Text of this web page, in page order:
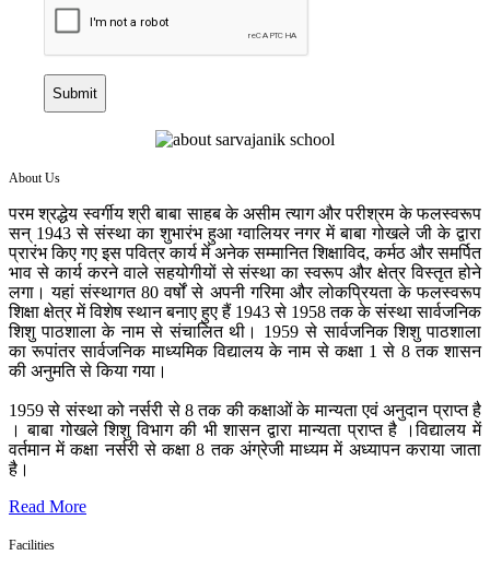
Submit
About Us
परम श्रद्धेय स्वर्गीय श्री बाबा साहब के असीम त्याग और परीश्रम के फलस्वरूप
सन् 1943 से संस्था का शुभारंभ हुआ ग्वालियर नगर में बाबा गोखले जी के द्वारा
प्रारंभ किए गए इस पवित्र कार्य में अनेक सम्मानित शिक्षाविद, कर्मठ और समर्पित
भाव से कार्य करने वाले सहयोगीयों से संस्था का स्वरूप और क्षेत्र विस्तृत होने
लगा। यहां संस्थागत 80 वर्षों से अपनी गरिमा और लोकप्रियता के फलस्वरूप
शिक्षा क्षेत्र में विशेष स्थान बनाए हुए हैं 1943 से 1958 तक के संस्था सार्वजनिक
शिशु पाठशाला के नाम से संचालित थी। 1959 से सार्वजनिक शिशु पाठशाला
का रूपांतर सार्वजनिक माध्यमिक विद्यालय के नाम से कक्षा 1 से 8 तक शासन
की अनुमति से किया गया।
1959 से संस्था को नर्सरी से 8 तक की कक्षाओं के मान्यता एवं अनुदान प्राप्त है
। बाबा गोखले शिशु विभाग की भी शासन द्वारा मान्यता प्राप्त है ।विद्यालय में
वर्तमान में कक्षा नर्सरी से कक्षा 8 तक अंग्रेजी माध्यम में अध्यापन कराया जाता
है।
Read More
Facilities